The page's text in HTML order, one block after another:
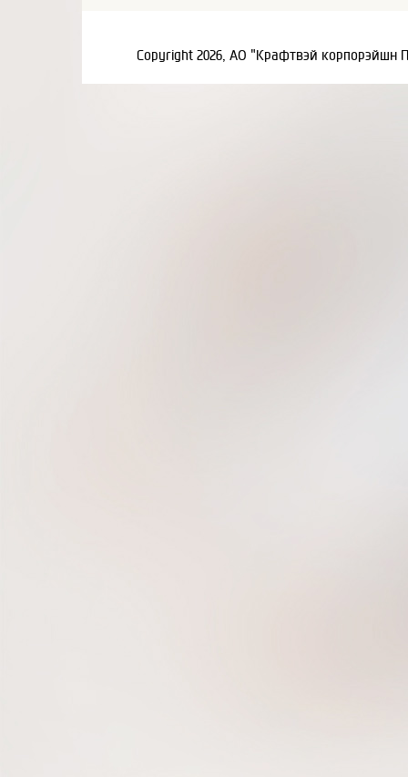
Copyright 2026, АО "Крафтвэй корпорэйшн